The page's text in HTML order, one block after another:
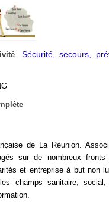
Sécurité, secours,
de La Réunion.
sur de nombreux
et entreprise à but non
champs sanitaire, social,